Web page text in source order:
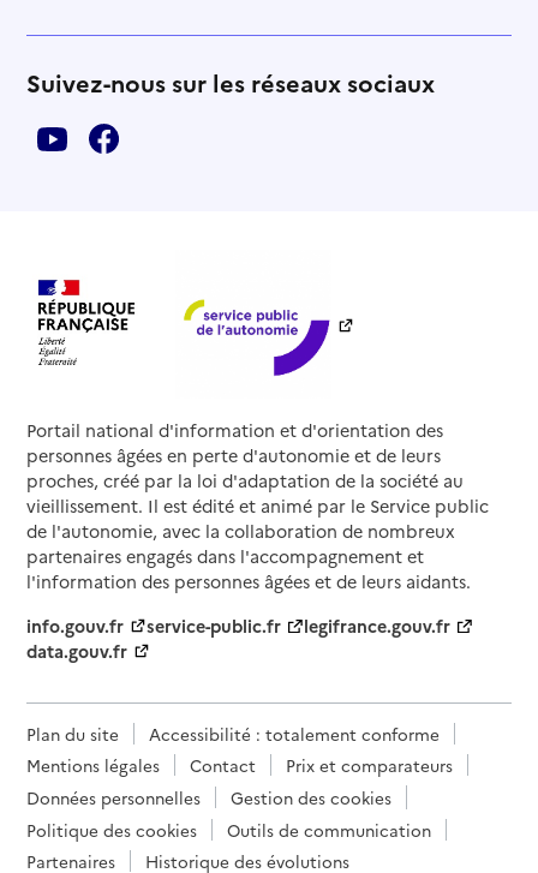
Suivez-nous sur les réseaux sociaux
Portail national d'information et d'orientation des
personnes âgées en perte d'autonomie et de leurs
proches, créé par la loi d'adaptation de la société au
vieillissement. Il est édité et animé par le Service public
de l'autonomie, avec la collaboration de nombreux
partenaires engagés dans l'accompagnement et
l'information des personnes âgées et de leurs aidants.
info.gouv.fr
service-public.fr
legifrance.gouv.fr
data.gouv.fr
Plan du site
Accessibilité : totalement conforme
Mentions légales
Contact
Prix et comparateurs
Données personnelles
Gestion des cookies
Politique des cookies
Outils de communication
Partenaires
Historique des évolutions